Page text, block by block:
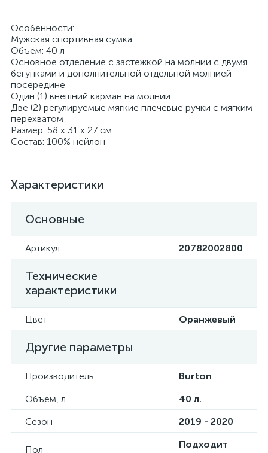
Особенности:
Мужская спортивная сумка
Объем: 40 л
Основное отделение с застежкой на молнии с двумя
бегунками и дополнительной отдельной молнией
посередине
Один (1) внешний карман на молнии
Две (2) регулируемые мягкие плечевые ручки с мягким
перехватом
Размер: 58 х 31 х 27 см
Состав: 100% нейлон
Характеристики
Основные
Артикул 20782002800
Технические
характеристики
Цвет Оранжевый
Другие параметры
Производитель
Burton
Объем, л
40 л.
Сезон
2019 - 2020
Пол
Подходит